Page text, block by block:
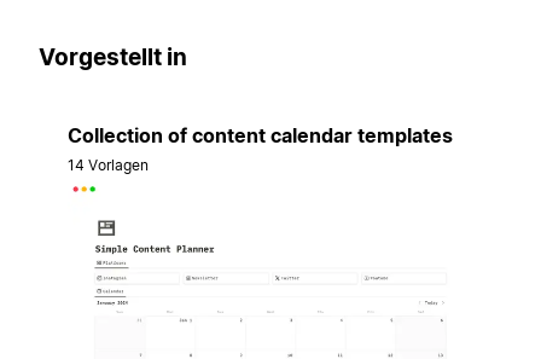
Vorgestellt in
Collection of content calendar templates
14 Vorlagen